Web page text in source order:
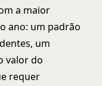
a maior
ano: um padrão
um
valor do
requer